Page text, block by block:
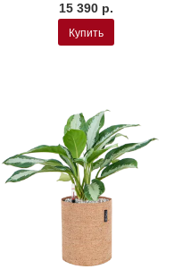
15 390 р.
Купить